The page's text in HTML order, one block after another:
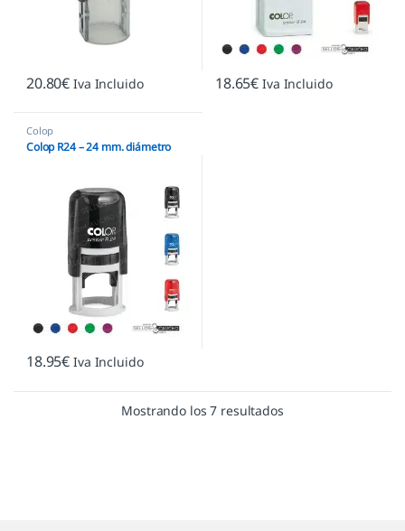
20.80€ Iva Incluido 18.65€ Iva Incluido
Colop
Colop R24 – 24 mm. diámetro
18.95€ Iva Incluido
Mostrando los 7 resultados